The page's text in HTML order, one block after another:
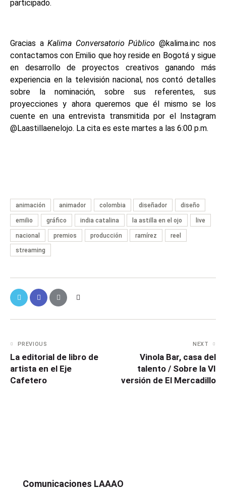
participado.
Gracias a Kalima Conversatorio Público @kalima.inc nos
contactamos con Emilio que hoy reside en Bogotá y sigue
en desarrollo de proyectos creativos ganando más
experiencia en la televisión nacional, nos contó detalles
sobre la nominación, sobre sus referentes, sus
proyecciones y ahora queremos que él mismo se los
cuente en una entrevista transmitida por el Instagram
@Laastillaenelojo. La cita es este martes a las 6:00 p.m.
animación animador colombia diseñador diseño
emilio gráfico india catalina la astilla en el ojo live
nacional premios producción ramírez reel
streaming
PREVIOUS
La editorial de libro de
artista en el Eje
Cafetero
NEXT
Vinola Bar, casa del
talento / Sobre la VI
versión de El Mercadillo
Comunicaciones LAAAO